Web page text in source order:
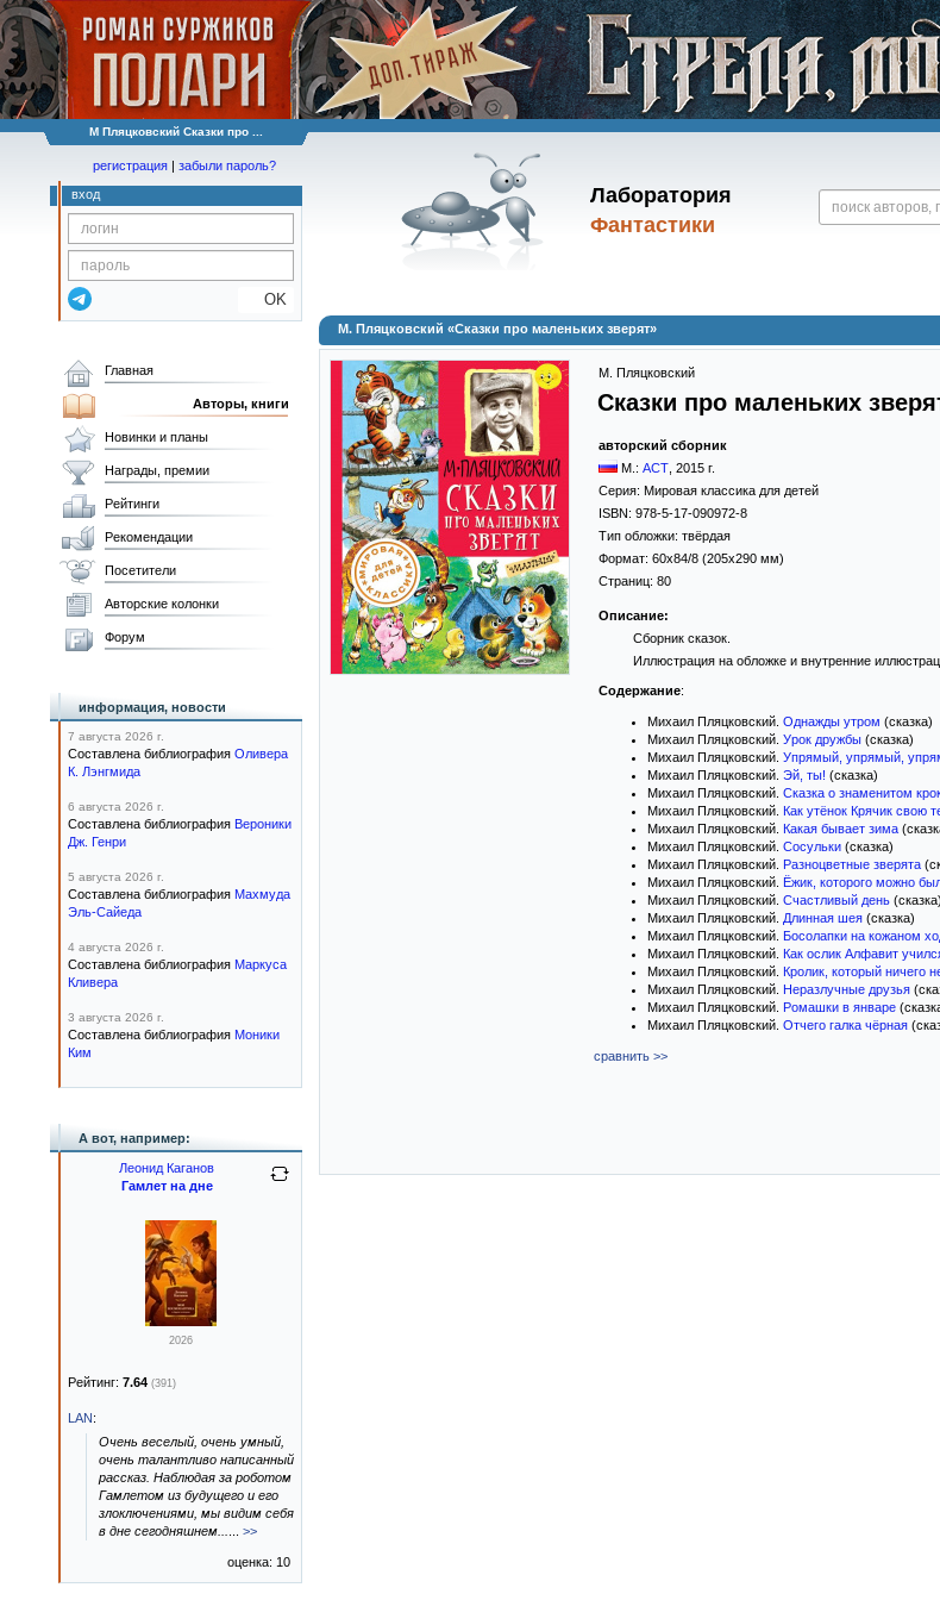
М Пляцковский Сказки про ...
Лаборатория
Фантастики
регистрация | забыли пароль?
вход
OK
М. Пляцковский «Сказки про маленьких зверят»
М. Пляцковский
Сказки про маленьких
авторский сборник
М.: АСТ 2015 г.
Серия: Мировая классика для детей
ISBN: 978-5-17-090972-8
Тип обложки: твёрдая
Формат: 60x84/8 (205x290 мм)
Страниц: 80
Описание:
Сборник сказок.
Иллюстрация на обложке и внутренние
Содержание:
Михаил Пляцковский. Однажды утром (сказка)
Михаил Пляцковский. Урок дружбы (сказка)
Михаил Пляцковский. Упрямый, упрямый,
Михаил Пляцковский. Эй, ты! (сказка)
Михаил Пляцковский. Сказка о знаменитом
Михаил Пляцковский. Как утёнок Крячик свою
Михаил Пляцковский. Какая бывает зима
Михаил Пляцковский. Сосульки (сказка)
Михаил Пляцковский. Разноцветные зверята
Михаил Пляцковский. Ёжик, которого можно
Михаил Пляцковский. Счастливый день (сказка)
Михаил Пляцковский. Длинная шея (сказка)
Михаил Пляцковский. Босолапки на кожаном
Михаил Пляцковский. Как ослик Алфавит
Михаил Пляцковский. Кролик, который ничего
Михаил Пляцковский. Неразлучные друзья
Михаил Пляцковский. Ромашки в январе
Михаил Пляцковский. Отчего галка чёрная
сравнить >>
Главная
Авторы, книги
Новинки и планы
Награды, премии
Рейтинги
Рекомендации
Посетители
Авторские колонки
Форум
информация, новости
7 августа 2026 г.
Составлена библиография Оливера
К. Лэнгмида
6 августа 2026 г.
Составлена библиография Вероники
Дж. Генри
5 августа 2026 г.
Составлена библиография Махмуда
Эль-Сайеда
4 августа 2026 г.
Составлена библиография Маркуса
Кливера
3 августа 2026 г.
Составлена библиография Моники
Ким
А вот, например:
Леонид Каганов
Гамлет на дне
2026
Рейтинг: 7.64 (391)
LAN:
Очень веселый, очень умный,
очень талантливо написанный
рассказ. Наблюдая за роботом
Гамлетом из будущего и его
злоключениями, мы видим себя
в дне сегодняшнем...
>>
оценка: 10